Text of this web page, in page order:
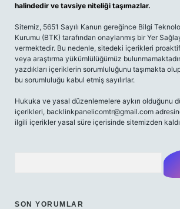
halindedir ve tavsiye niteliği taşımazlar.
Sitemiz, 5651 Sayılı Kanun gereğince Bilgi
Kurumu (BTK) tarafından onaylanmış bir Yer
vermektedir. Bu nedenle, sitedeki içerikleri
veya araştırma yükümlülüğümüz
yazdıkları içeriklerin sorumluluğunu taşımakta
bu sorumluluğu kabul etmiş sayılırlar.
Hukuka ve yasal düzenlemelere aykırı olduğunu
içerikleri, backlinkpanelicomtr@gmail.com
ilgili içerikler yasal süre içerisinde sitemizden
SON YORUMLAR